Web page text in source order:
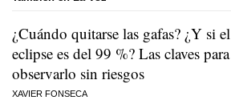
¿Cuándo quitarse las gafas? ¿Y si el
eclipse es del 99 %? Las claves para
observarlo sin riesgos
XAVIER FONSECA